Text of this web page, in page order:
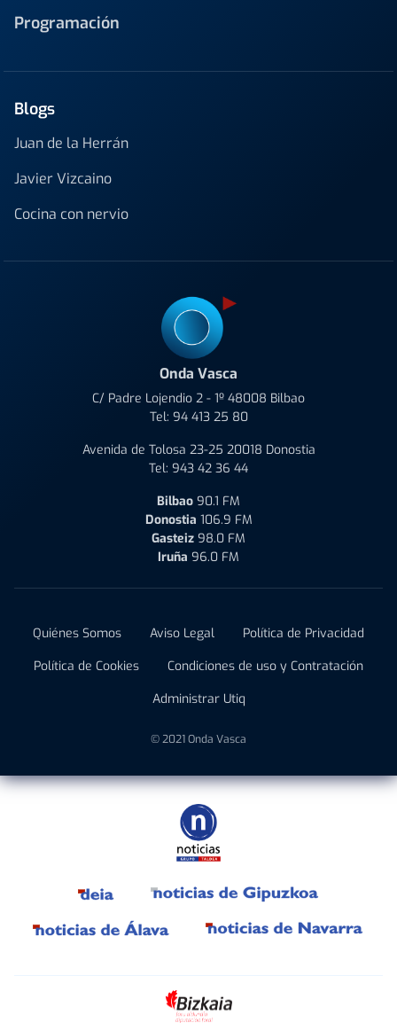
Programación
Blogs
Juan de la Herrán
Javier Vizcaino
Cocina con nervio
Onda Vasca
C/ Padre Lojendio 2 - 1º 48008 Bilbao
Tel: 94 413 25 80
Avenida de Tolosa 23-25 20018 Donostia
Tel: 943 42 36 44
Bilbao 90.1 FM
Donostia 106.9 FM
Gasteiz 98.0 FM
Iruña 96.0 FM
Quiénes Somos Aviso Legal
Política de Privacidad
Política de Cookies
Condiciones de uso y Contratación
Administrar Utiq
© 2021 Onda Vasca